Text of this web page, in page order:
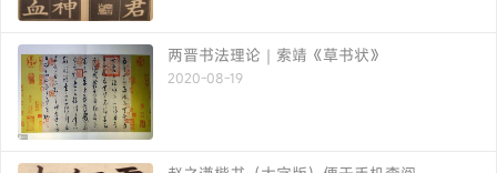
两晋书法理论｜索靖《草书状》
2020-08-19